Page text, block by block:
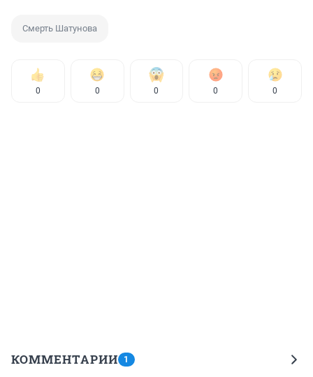
Смерть Шатунова
0 0 0 0 0
КОММЕНТАРИИ 1